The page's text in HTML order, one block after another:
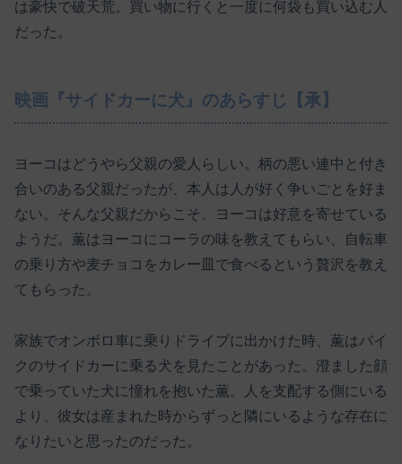
は豪快で破天荒。買い物に行くと一度に何袋も買い込む人
だった。
映画『サイドカーに犬』のあらすじ【承】
ヨーコはどうやら父親の愛人らしい。柄の悪い連中と付き
合いのある父親だったが、本人は人が好く争いごとを好ま
ない。そんな父親だからこそ、ヨーコは好意を寄せている
ようだ。薫はヨーコにコーラの味を教えてもらい、自転車
の乗り方や麦チョコをカレー皿で食べるという贅沢を教え
てもらった。
家族でオンボロ車に乗りドライブに出かけた時、薫はバイ
クのサイドカーに乗る犬を見たことがあった。澄ました顔
で乗っていた犬に憧れを抱いた薫。人を支配する側にいる
より、彼女は産まれた時からずっと隣にいるような存在に
なりたいと思ったのだった。